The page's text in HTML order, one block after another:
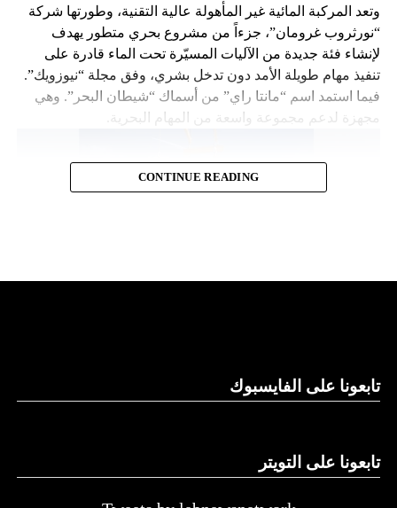
وتعد المركبة المائية غير المأهولة عالية التقنية، وطورتها شركة
“نورثروب غرومان”، جزءاً من مشروع بحري متطور يهدف
لإنشاء فئة جديدة من الآليات المسيّرة تحت الماء قادرة على
تنفيذ مهام طويلة الأمد دون تدخل بشري، وفق مجلة “نيوزويك”.
فيما استمد اسم “مانتا راي” من أسماك “شيطان البحر”. وهي
مجهزة لدعم مجموعة واسعة من المهام البحرية.
وتقول “نورثروب غرومان”، وهي تكتل للصناعات الجوية
الطاقة التي تسمح لها بالرسو في قاع البحر و”السبات” في حالة
انخفاض الطاقة.
CONTINUE READING
تابعونا على الفايسبوك
تابعونا على التويتر